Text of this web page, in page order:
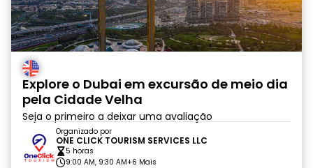
Explore o Dubai em excursão de meio dia
pela Cidade Velha
Seja o primeiro a deixar uma avaliação
Organizado por
ONE CLICK TOURISM SERVICES LLC
5 horas
9:00 AM, 9:30 AM+6 Mais